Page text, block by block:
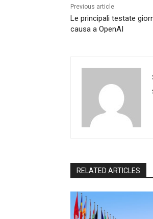
Previous article
Le principali testate
causa a OpenAI
RELATED ARTICLES